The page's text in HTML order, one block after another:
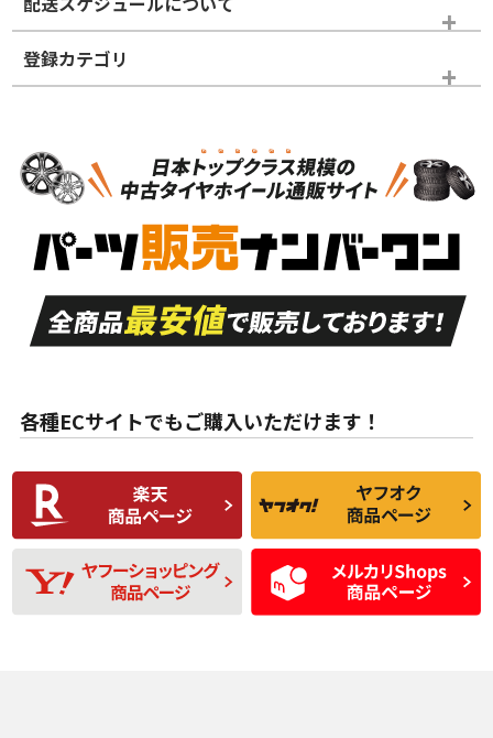
ホイールランク
S
品）
S
新車外し品（新古
付き
A
走行距離も少なく、
目立つ傷もほとんど
ない中古品
A
走行距離も少なく、
非常に状態の良い中
古品
な中古品
んどない中古品
C
比較的きれいな中古
品
C
られるが、使用に問
題のない中古品
D
使用感や目立つ傷が
あり、一般的な中古
品
D
残り溝も少なく、偏
磨耗がみられ、短期
間使用できるくらい
の中古品
登録カテゴリ
タイヤホイールセット
各種ECサイトでもご購入いただけます！